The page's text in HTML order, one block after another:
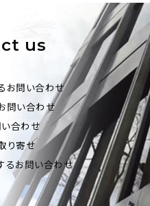
us
お問い合わせ
問い合わせ
合わせ
り寄せ
るお問い合わせ